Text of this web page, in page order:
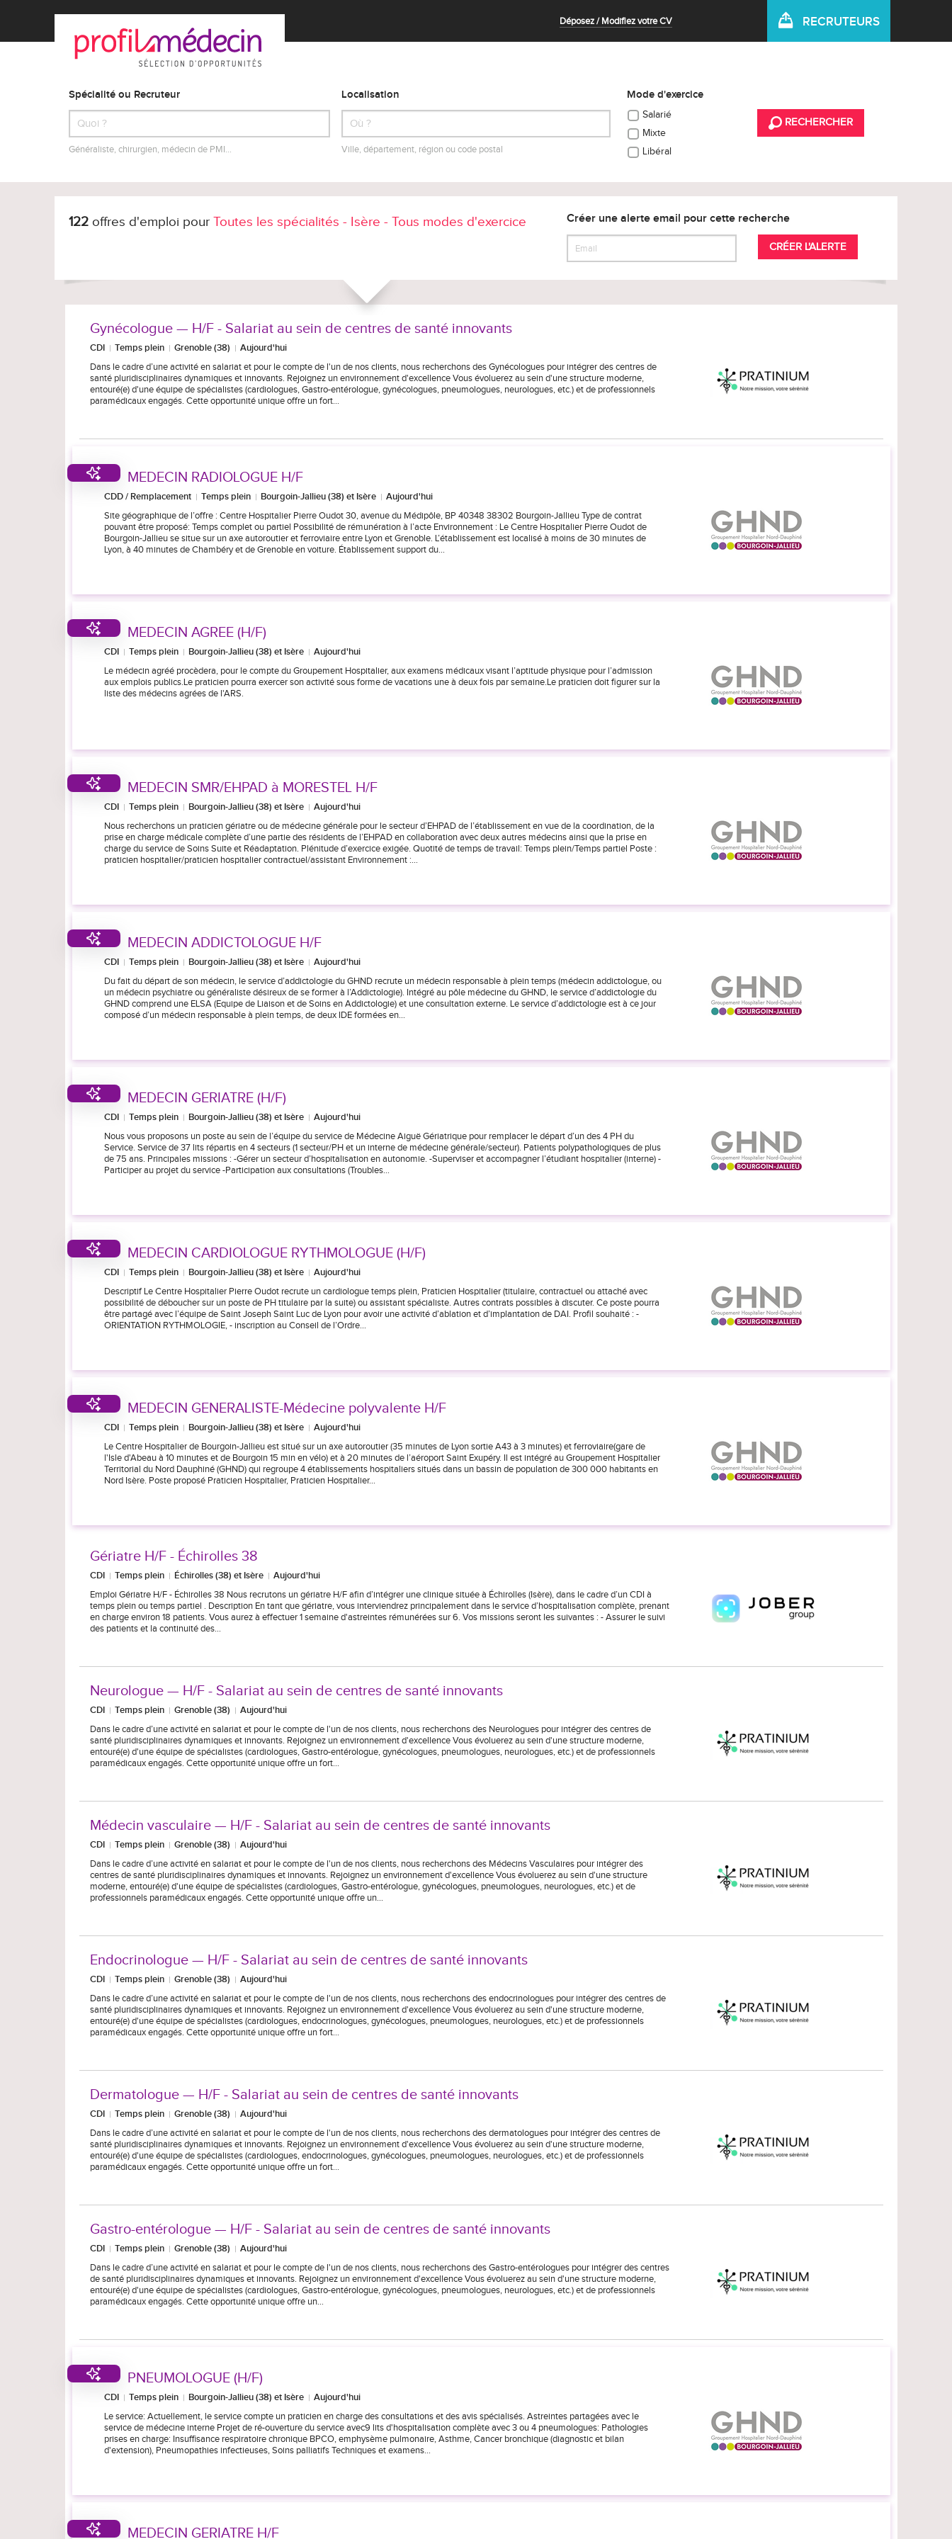
Déposez / Modifiez votre CV RECRUTEURS
Spécialité ou Recruteur
Généraliste, chirurgien, médecin de PMI…
Localisation
Ville, département, région ou code postal
Mode d'exercice
Salarié
Mixte
Libéral
RECHERCHER
122 offres d'emploi pour Toutes les spécialités - Isère - Tous modes d'exercice Créer une alerte email pour cette recherche
CRÉER L'ALERTE
Gynécologue — H/F - Salariat au sein de centres de santé innovants
CDI Temps plein Grenoble (38)
Aujourd'hui
Dans le cadre d’une activité en salariat et pour le compte de l'un de nos clients, nous recherchons des Gynécologues pour intégrer des centres de
santé pluridisciplinaires dynamiques et innovants. Rejoignez un environnement d'excellence Vous évoluerez au sein d'une structure moderne,
entouré(e) d'une équipe de spécialistes (cardiologues, Gastro-entérologue, gynécologues, pneumologues, neurologues, etc.) et de professionnels
paramédicaux engagés. Cette opportunité unique offre un fort…
MEDECIN RADIOLOGUE H/F
CDD / Remplacement Temps plein Bourgoin-Jallieu (38) et Isère
Aujourd'hui
Site géographique de l’offre : Centre Hospitalier Pierre Oudot 30, avenue du Médipôle, BP 40348 38302 Bourgoin-Jallieu Type de contrat
pouvant être proposé: Temps complet ou partiel Possibilité de rémunération à l’acte Environnement : Le Centre Hospitalier Pierre Oudot de
Bourgoin-Jallieu se situe sur un axe autoroutier et ferroviaire entre Lyon et Grenoble. L’établissement est localisé à moins de 30 minutes de
Lyon, à 40 minutes de Chambéry et de Grenoble en voiture. Établissement support du…
MEDECIN AGREE (H/F)
CDI Temps plein Bourgoin-Jallieu (38) et Isère
Aujourd'hui
Le médecin agréé procèdera, pour le compte du Groupement Hospitalier, aux examens médicaux visant l’aptitude physique pour l’admission
aux emplois publics.Le praticien pourra exercer son activité sous forme de vacations une à deux fois par semaine.Le praticien doit figurer sur la
liste des médecins agrées de l'ARS.
MEDECIN SMR/EHPAD à MORESTEL H/F
CDI Temps plein Bourgoin-Jallieu (38) et Isère
Aujourd'hui
Nous recherchons un praticien gériatre ou de médecine générale pour le secteur d’EHPAD de l’établissement en vue de la coordination, de la
prise en charge médicale complète d’une partie des résidents de l’EHPAD en collaboration avec deux autres médecins ainsi que la prise en
charge du service de Soins Suite et Réadaptation. Plénitude d’exercice exigée. Quotité de temps de travail: Temps plein/Temps partiel Poste :
praticien hospitalier/praticien hospitalier contractuel/assistant Environnement :…
MEDECIN ADDICTOLOGUE H/F
CDI Temps plein Bourgoin-Jallieu (38) et Isère
Aujourd'hui
Du fait du départ de son médecin, le service d’addictologie du GHND recrute un médecin responsable à plein temps (médecin addictologue, ou
un médecin psychiatre ou généraliste désireux de se former à l’Addictologie). Intégré au pôle médecine du GHND, le service d’addictologie du
GHND comprend une ELSA (Equipe de Liaison et de Soins en Addictologie) et une consultation externe. Le service d’addictologie est à ce jour
composé d’un médecin responsable à plein temps, de deux IDE formées en…
MEDECIN GERIATRE (H/F)
CDI Temps plein Bourgoin-Jallieu (38) et Isère
Aujourd'hui
Nous vous proposons un poste au sein de l’équipe du service de Médecine Aiguë Gériatrique pour remplacer le départ d’un des 4 PH du
Service. Service de 37 lits répartis en 4 secteurs (1 secteur/PH et un interne de médecine générale/secteur). Patients polypathologiques de plus
de 75 ans. Principales missions : -Gérer un secteur d’hospitalisation en autonomie. -Superviser et accompagner l’étudiant hospitalier (interne) -
Participer au projet du service -Participation aux consultations (Troubles…
MEDECIN CARDIOLOGUE RYTHMOLOGUE (H/F)
CDI Temps plein Bourgoin-Jallieu (38) et Isère
Aujourd'hui
Descriptif Le Centre Hospitalier Pierre Oudot recrute un cardiologue temps plein, Praticien Hospitalier (titulaire, contractuel ou attaché avec
possibilité de déboucher sur un poste de PH titulaire par la suite) ou assistant spécialiste. Autres contrats possibles à discuter. Ce poste pourra
être partagé avec l’équipe de Saint Joseph Saint Luc de Lyon pour avoir une activité d’ablation et d’implantation de DAI. Profil souhaité : -
ORIENTATION RYTHMOLOGIE, - inscription au Conseil de l’Ordre…
MEDECIN GENERALISTE-Médecine polyvalente H/F
CDI Temps plein Bourgoin-Jallieu (38) et Isère
Aujourd'hui
Le Centre Hospitalier de Bourgoin-Jallieu est situé sur un axe autoroutier (35 minutes de Lyon sortie A43 à 3 minutes) et ferroviaire(gare de
l'Isle d'Abeau à 10 minutes et de Bourgoin 15 min en vélo) et à 20 minutes de l’aéroport Saint Exupéry. Il est intégré au Groupement Hospitalier
Territorial du Nord Dauphiné (GHND) qui regroupe 4 établissements hospitaliers situés dans un bassin de population de 300 000 habitants en
Nord Isère. Poste proposé Praticien Hospitalier, Praticien Hospitalier…
Gériatre H/F - Échirolles 38
CDI Temps plein Échirolles (38) et Isère
Aujourd'hui
Emploi Gériatre H/F - Échirolles 38 Nous recrutons un gériatre H/F afin d’intégrer une clinique située à Échirolles (Isère), dans le cadre d’un CDI à
temps plein ou temps partiel . Description En tant que gériatre, vous interviendrez principalement dans le service d’hospitalisation complète, prenant
en charge environ 18 patients. Vous aurez à effectuer 1 semaine d'astreintes rémunérées sur 6. Vos missions seront les suivantes : - Assurer le suivi
des patients et la continuité des…
Neurologue — H/F - Salariat au sein de centres de santé innovants
CDI Temps plein Grenoble (38)
Aujourd'hui
Dans le cadre d’une activité en salariat et pour le compte de l'un de nos clients, nous recherchons des Neurologues pour intégrer des centres de
santé pluridisciplinaires dynamiques et innovants. Rejoignez un environnement d'excellence Vous évoluerez au sein d'une structure moderne,
entouré(e) d'une équipe de spécialistes (cardiologues, Gastro-entérologue, gynécologues, pneumologues, neurologues, etc.) et de professionnels
paramédicaux engagés. Cette opportunité unique offre un fort…
Médecin vasculaire — H/F - Salariat au sein de centres de santé innovants
CDI Temps plein Grenoble (38)
Aujourd'hui
Dans le cadre d’une activité en salariat et pour le compte de l'un de nos clients, nous recherchons des Médecins Vasculaires pour intégrer des
centres de santé pluridisciplinaires dynamiques et innovants. Rejoignez un environnement d'excellence Vous évoluerez au sein d'une structure
moderne, entouré(e) d'une équipe de spécialistes (cardiologues, Gastro-entérologue, gynécologues, pneumologues, neurologues, etc.) et de
professionnels paramédicaux engagés. Cette opportunité unique offre un…
Endocrinologue — H/F - Salariat au sein de centres de santé innovants
CDI Temps plein Grenoble (38)
Aujourd'hui
Dans le cadre d’une activité en salariat et pour le compte de l'un de nos clients, nous recherchons des endocrinologues pour intégrer des centres de
santé pluridisciplinaires dynamiques et innovants. Rejoignez un environnement d'excellence Vous évoluerez au sein d'une structure moderne,
entouré(e) d'une équipe de spécialistes (cardiologues, endocrinologues, gynécologues, pneumologues, neurologues, etc.) et de professionnels
paramédicaux engagés. Cette opportunité unique offre un fort…
Dermatologue — H/F - Salariat au sein de centres de santé innovants
CDI Temps plein Grenoble (38)
Aujourd'hui
Dans le cadre d’une activité en salariat et pour le compte de l'un de nos clients, nous recherchons des dermatologues pour intégrer des centres de
santé pluridisciplinaires dynamiques et innovants. Rejoignez un environnement d'excellence Vous évoluerez au sein d'une structure moderne,
entouré(e) d'une équipe de spécialistes (cardiologues, endocrinologues, gynécologues, pneumologues, neurologues, etc.) et de professionnels
paramédicaux engagés. Cette opportunité unique offre un fort…
Gastro-entérologue — H/F - Salariat au sein de centres de santé innovants
CDI Temps plein Grenoble (38)
Aujourd'hui
Dans le cadre d’une activité en salariat et pour le compte de l'un de nos clients, nous recherchons des Gastro-entérologues pour intégrer des centres
de santé pluridisciplinaires dynamiques et innovants. Rejoignez un environnement d'excellence Vous évoluerez au sein d'une structure moderne,
entouré(e) d'une équipe de spécialistes (cardiologues, Gastro-entérologue, gynécologues, pneumologues, neurologues, etc.) et de professionnels
paramédicaux engagés. Cette opportunité unique offre un…
PNEUMOLOGUE (H/F)
CDI Temps plein Bourgoin-Jallieu (38) et Isère
Aujourd'hui
Le service: Actuellement, le service compte un praticien en charge des consultations et des avis spécialisés. Astreintes partagées avec le
service de médecine interne Projet de ré-ouverture du service avec9 lits d'hospitalisation complète avec 3 ou 4 pneumologues: Pathologies
prises en charge: Insuffisance respiratoire chronique BPCO, emphysème pulmonaire, Asthme, Cancer bronchique (diagnostic et bilan
d'extension), Pneumopathies infectieuses, Soins palliatifs Techniques et examens…
MEDECIN GERIATRE H/F